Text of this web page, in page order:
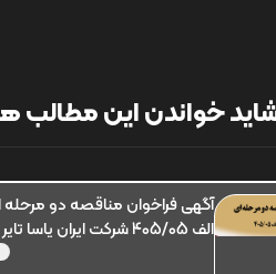
خواندن این مطالب
آگهی فراخوان مناقصه دو مرحله
الف 405/05 شرکت ایران یاسا تایر و رابر